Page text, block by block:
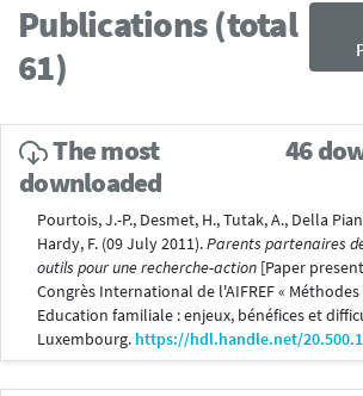
Publications (total
61)
The most
downloaded
46
Pourtois, J.-P., Desmet, H., Tutak, A., Della
Hardy, F. (09 July 2011).Parents partenaires
outils pour une recherche-action [Paper
Congrès International de l'AIFREF «
Education familiale : enjeux, bénéfices et
Luxembourg. https://hdl.handle.net/